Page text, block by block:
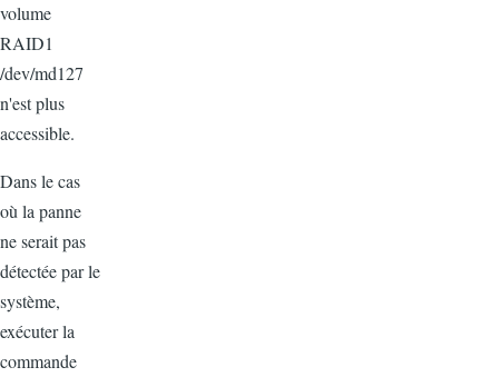
volume
RAID1
/dev/md127
n'est plus
accessible.
Dans le cas
où la panne
ne serait pas
détectée par le
système,
exécuter la
commande